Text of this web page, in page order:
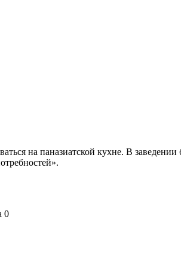
на паназиатской кухне. В
0